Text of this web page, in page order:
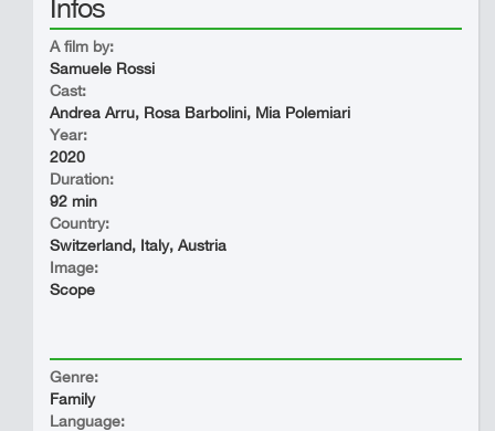
Infos
A film by:
Samuele Rossi
Cast:
Andrea Arru, Rosa Barbolini, Mia Polemiari
Year:
2020
Duration:
92 min
Country:
Switzerland, Italy, Austria
Image:
Scope
Genre:
Family
Language: